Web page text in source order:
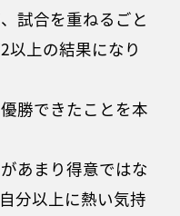
試合を重ねるごと
以上の結果になり
勝できたことを本
あまり得意ではな
分以上に熱い気持